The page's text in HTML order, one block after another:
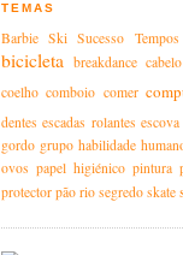
TEMAS
Barbie Ski Sucesso
bicicleta breakdance cabelo
coelho comboio comer
dentes escadas rolantes escova
gordo grupo habilidade
ovos papel higiénico pintura
protector pão rio segredo skate